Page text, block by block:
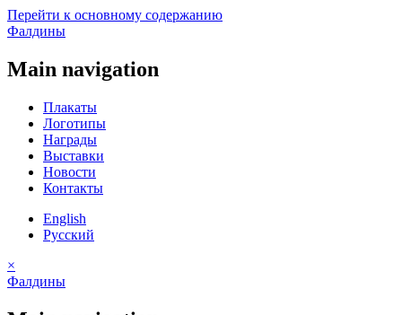
Перейти к основному содержанию
Фалдины
Main navigation
Плакаты
Логотипы
Награды
Выставки
Новости
Контакты
English
Русский
×
Фалдины